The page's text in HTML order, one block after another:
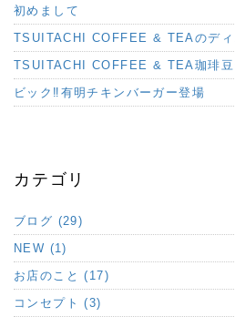
初めまして
TSUITACHI COFFEE & TEAのディ
TSUITACHI COFFEE & TEA珈琲豆
ビック‼︎有明チキンバーガー登場
カテゴリ
ブログ (29)
NEW (1)
お店のこと (17)
コンセプト (3)